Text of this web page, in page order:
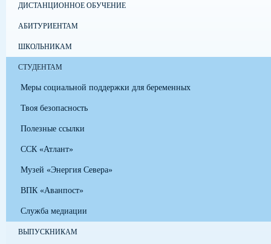
ДИСТАНЦИОННОЕ ОБУЧЕНИЕ
АБИТУРИЕНТАМ
ШКОЛЬНИКАМ
СТУДЕНТАМ
Меры социальной поддержки для беременных
Твоя безопасность
Полезные ссылки
ССК «Атлант»
Музей «Энергия Севера»
ВПК «Аванпост»
Служба медиации
ВЫПУСКНИКАМ